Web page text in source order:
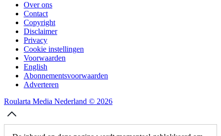
Over ons
Contact
Copyright
Disclaimer
Privacy
Cookie instellingen
Voorwaarden
English
Abonnementsvoorwaarden
Adverteren
Roularta Media Nederland © 2026